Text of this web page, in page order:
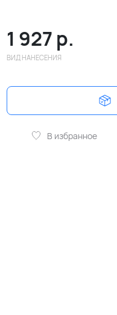
1 927 р.
ВИД НАНЕСЕНИЯ
В избранное